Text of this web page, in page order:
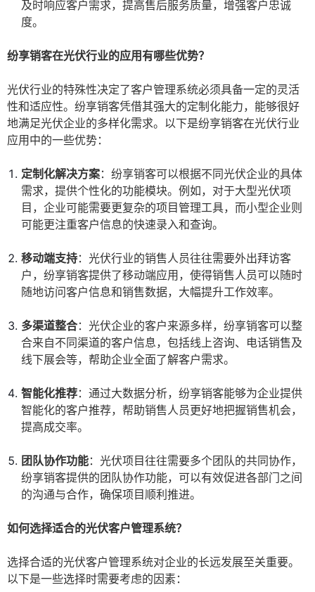
及时响应客户需求，提高售后服务质量，增强客户忠诚
度。
纷享销客在光伏行业的应用有哪些优势？
光伏行业的特殊性决定了客户管理系统必须具备一定的灵活
性和适应性。纷享销客凭借其强大的定制化能力，能够很好
地满足光伏企业的多样化需求。以下是纷享销客在光伏行业
应用中的一些优势：
定制化解决方案：纷享销客可以根据不同光伏企业的具体
需求，提供个性化的功能模块。例如，对于大型光伏项
目，企业可能需要更复杂的项目管理工具，而小型企业则
可能更注重客户信息的快速录入和查询。
移动端支持：光伏行业的销售人员往往需要外出拜访客
户，纷享销客提供了移动端应用，使得销售人员可以随时
随地访问客户信息和销售数据，大幅提升工作效率。
多渠道整合：光伏企业的客户来源多样，纷享销客可以整
合来自不同渠道的客户信息，包括线上咨询、电话销售及
线下展会等，帮助企业全面了解客户需求。
智能化推荐：通过大数据分析，纷享销客能够为企业提供
智能化的客户推荐，帮助销售人员更好地把握销售机会，
提高成交率。
团队协作功能：光伏项目往往需要多个团队的共同协作，
纷享销客提供的团队协作功能，可以有效促进各部门之间
的沟通与合作，确保项目顺利推进。
如何选择适合的光伏客户管理系统？
选择合适的光伏客户管理系统对企业的长远发展至关重要。
以下是一些选择时需要考虑的因素：